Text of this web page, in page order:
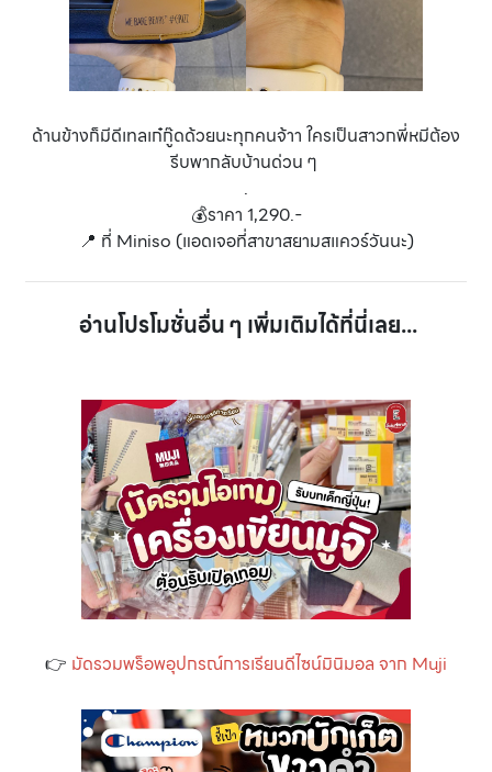
ด้านข้างก็มีดีเทลเก๋กู๊ดด้วยนะทุกคนจ้าา ใครเป็นสาวกพี่หมีต้อง
รีบพากลับบ้านด่วน ๆ
.
💰ราคา 1,290.-
📍 ที่ Miniso (แอดเจอที่สาขาสยามสแควร์วันนะ)
อ่านโปรโมชั่นอื่น ๆ เพิ่มเติมได้ที่นี่เลย...
👉 มัดรวมพร็อพอุปกรณ์การเรียนดีไซน์มินิมอล จาก Muji